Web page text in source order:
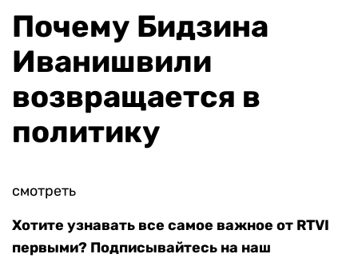
Почему Бидзина
Иванишвили
возвращается в
политику
смотреть
Хотите узнавать все самое важное от RTVI
первыми? Подписывайтесь на наш